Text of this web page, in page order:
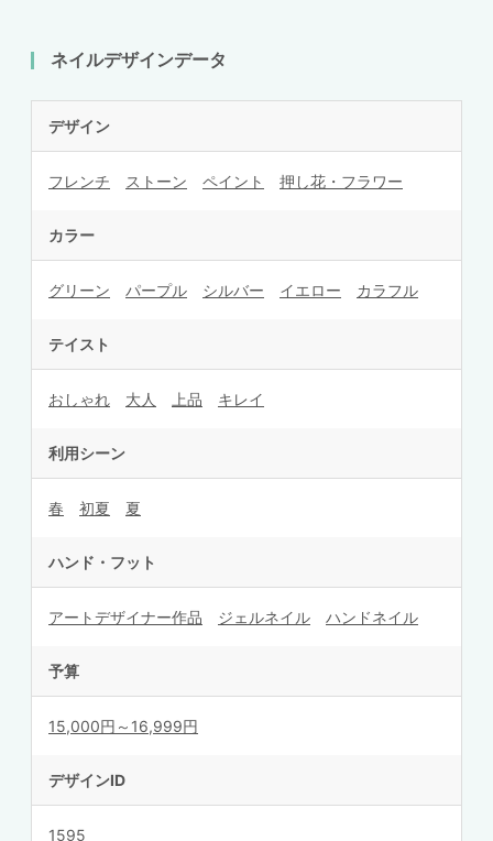
ネイルデザインデータ
デザイン
フレンチ ストーン ペイント 押し花・フラワー
カラー
グリーン パープル シルバー イエロー カラフル
テイスト
おしゃれ 大人 上品 キレイ
利用シーン
春 初夏 夏
ハンド・フット
アートデザイナー作品 ジェルネイル ハンドネイル
予算
15,000円～16,999円
デザインID
1595